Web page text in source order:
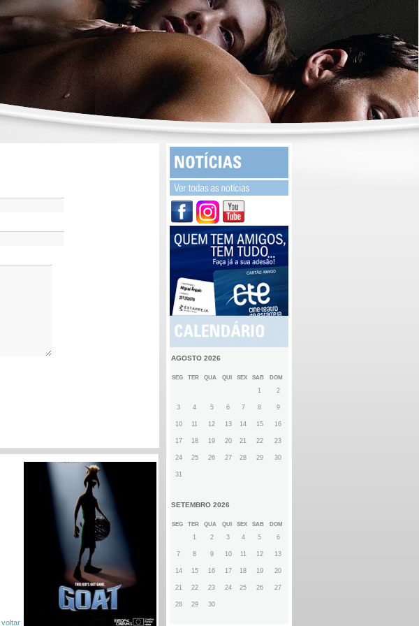
voltar
AGOSTO 2026
SEG TER QUA QUI SEX SAB DOM
1 2
3 4 5 6 7 8 9
10 11 12 13 14 15 16
17 18 19 20 21 22 23
24 25 26 27 28 29 30
31
SETEMBRO 2026
SEG TER QUA QUI SEX SAB DOM
1 2 3 4 5 6
7 8 9 10 11 12 13
14 15 16 17 18 19 20
21 22 23 24 25 26 27
28 29 30